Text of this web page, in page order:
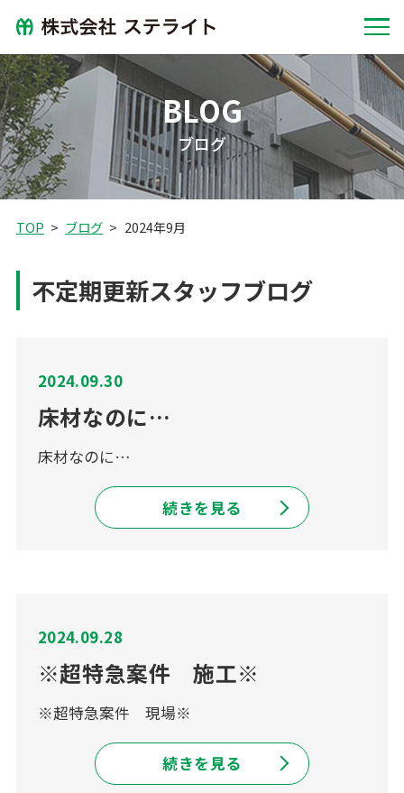
BLOG
ブログ
TOP ブログ 2024年9月
不定期更新スタッフブログ
2024.09.30
床材なのに…
床材なのに…
続きを見る
2024.09.28
※超特急案件 施工※
※超特急案件 現場※
続きを見る